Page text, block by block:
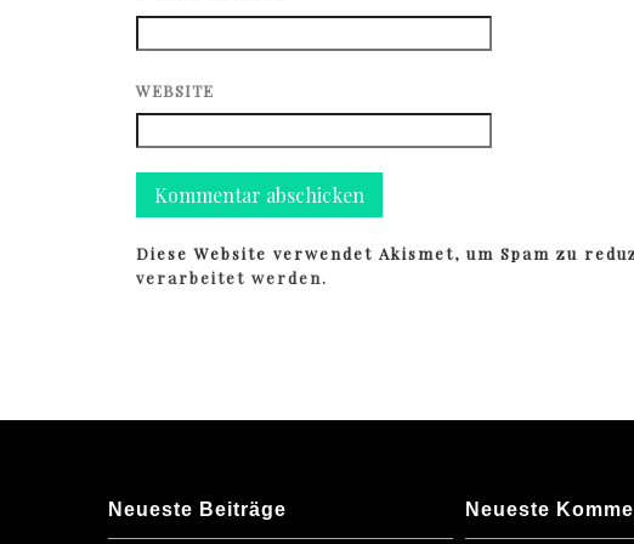
WEBSITE
Diese Website verwendet Akismet, um Spam zu
verarbeitet werden.
Neueste Beiträge Neueste